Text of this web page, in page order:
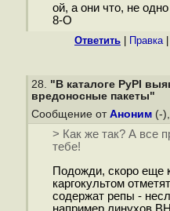
ой, а они что, не
8-O
Ответить Правка|
28. "В каталоге PyPI
вредоносные пакеты"
Сообщение от Аноним (-
> Как же так? А все
тебе!
Подожди, скоро еще
каргокультом
содержат репы -